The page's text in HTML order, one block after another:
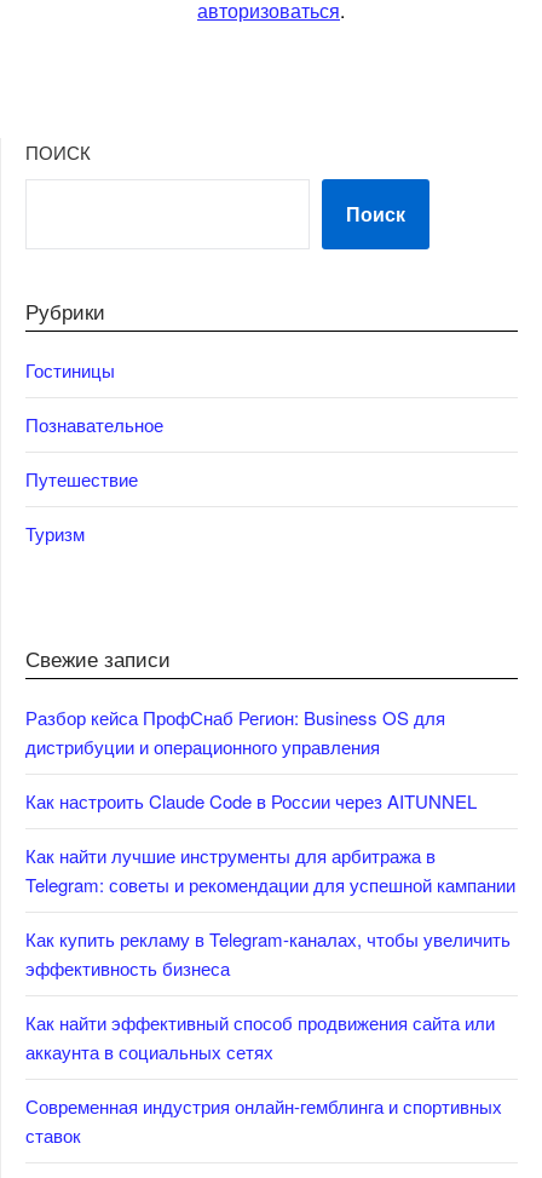
авторизоваться.
ПОИСК
Поиск
Рубрики
Гостиницы
Познавательное
Путешествие
Туризм
Свежие записи
Разбор кейса ПрофСнаб Регион: Business OS для
дистрибуции и операционного управления
Как настроить Claude Code в России через AITUNNEL
Как найти лучшие инструменты для арбитража в
Telegram: советы и рекомендации для успешной кампании
Как купить рекламу в Telegram-каналах, чтобы увеличить
эффективность бизнеса
Как найти эффективный способ продвижения сайта или
аккаунта в социальных сетях
Современная индустрия онлайн-гемблинга и спортивных
ставок